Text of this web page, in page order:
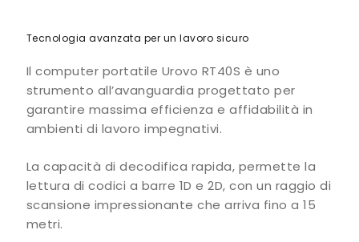
Tecnologia avanzata per un lavoro sicuro
Il computer portatile Urovo RT40S è uno
strumento all’avanguardia progettato per
garantire massima efficienza e affidabilità in
ambienti di lavoro impegnativi.
La capacità di decodifica rapida, permette la
lettura di codici a barre 1D e 2D, con un raggio di
scansione impressionante che arriva fino a 15
metri.